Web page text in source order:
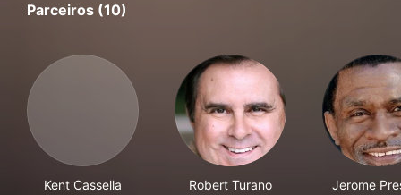
Parceiros (10)
Kent Cassella Robert Turano
Jerome